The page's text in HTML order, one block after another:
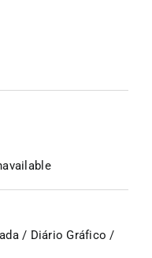
/ Diário Gráfico /